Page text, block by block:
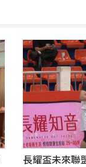
長耀盃未來聯